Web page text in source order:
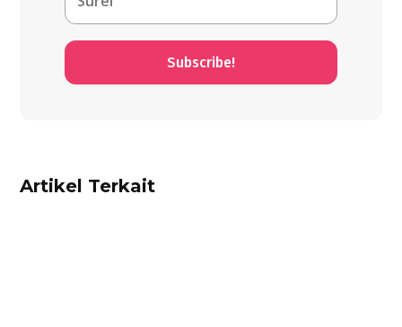
Subscribe!
Artikel Terkait